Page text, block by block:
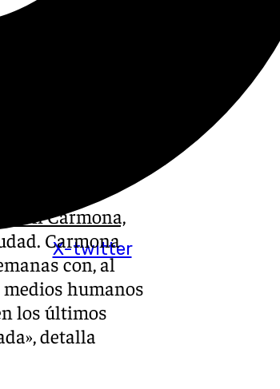
X-twitter
Carmona,
Carmona
con, al
medios humanos
los últimos
detalla